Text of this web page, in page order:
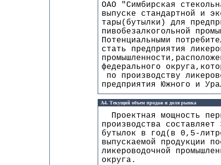
ОАО "Симбирская
выпуске стандартной и
тары(бутылки) для
пивобезалкогольной
Потенциальными
стать предприятия
федерального
по производству
предприятия Южного и
А4. Текущий объем продаж и доля рынка
Проектная мощность
производства
бутылок в год(в 0,5-
выпускаемой продукции
ликероводочной
округа.